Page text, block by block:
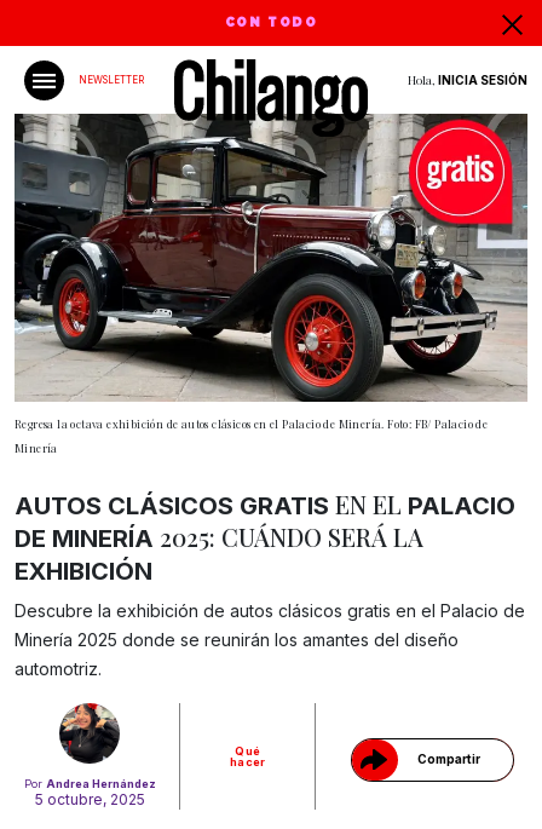
CON TODO
NEWSLETTER Hola, INICIA SESIÓN
Regresa la octava exhibición de autos clásicos en el Palacio de Minería. Foto: FB/ Palacio de
Minería
Por Andrea Hernández
5 octubre, 2025
Qué
hacer
Compartir
Gracias!
AUTOS CLÁSICOS GRATIS EN EL PALACIO
DE MINERÍA 2025: CUÁNDO SERÁ LA
EXHIBICIÓN
Descubre la exhibición de autos clásicos gratis en el Palacio de
Minería 2025 donde se reunirán los amantes del diseño
automotriz.